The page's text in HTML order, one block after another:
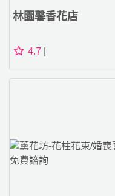
林園馨香花店
4.7